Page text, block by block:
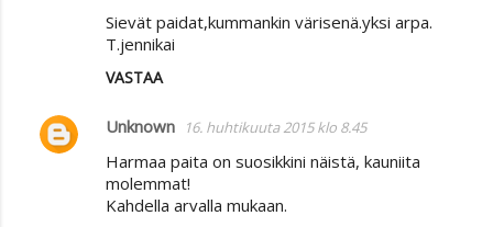
Sievät paidat,kummankin värisenä.yksi arpa.
T.jennikai
VASTAA
Unknown 16. huhtikuuta 2015 klo 8.45
Harmaa paita on suosikkini näistä, kauniita
molemmat!
Kahdella arvalla mukaan.